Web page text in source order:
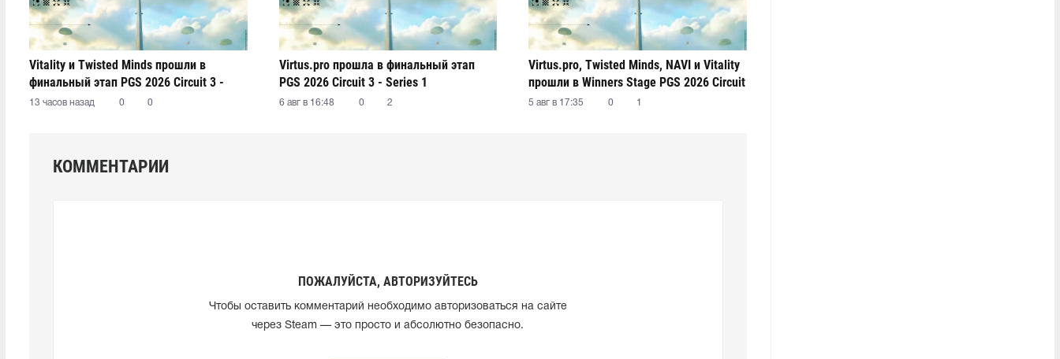
Vitality и Twisted Minds прошли в
финальный этап PGS 2026 Circuit 3 -
Series 1
13 часов назад 0 0
Virtus.pro прошла в финальный этап
PGS 2026 Circuit 3 - Series 1
6 авг в 16:48 0 2
Virtus.pro, Twisted Minds, NAVI и Vitality
прошли в Winners Stage PGS 2026 Circuit
3 - Series 1
5 авг в 17:35 0 1
КОММЕНТАРИИ
ПОЖАЛУЙСТА, АВТОРИЗУЙТЕСЬ
Чтобы оставить комментарий необходимо авторизоваться на сайте
через Steam — это просто и абсолютно безопасно.